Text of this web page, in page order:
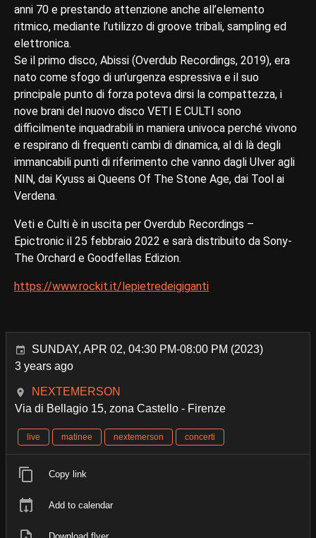
anni 70 e prestando attenzione anche all’elemento
ritmico, mediante l’utilizzo di groove tribali, sampling ed
elettronica.
Se il primo disco, Abissi (Overdub Recordings, 2019), era
nato come sfogo di un’urgenza espressiva e il suo
principale punto di forza poteva dirsi la compattezza, i
nove brani del nuovo disco VETI E CULTI sono
difficilmente inquadrabili in maniera univoca perché vivono
e respirano di frequenti cambi di dinamica, al di là degli
immancabili punti di riferimento che vanno dagli Ulver agli
NIN, dai Kyuss ai Queens Of The Stone Age, dai Tool ai
Verdena.
Veti e Culti è in uscita per Overdub Recordings –
Epictronic il 25 febbraio 2022 e sarà distribuito da Sony-
The Orchard e Goodfellas Edizion.
https://www.rockit.it/lepietredeigiganti
SUNDAY, APR 02, 04:30 PM-08:00 PM (2023)
3 years ago
NEXTEMERSON
Via di Bellagio 15, zona Castello - Firenze
live matinee nextemerson concerti
Copy link
Add to calendar